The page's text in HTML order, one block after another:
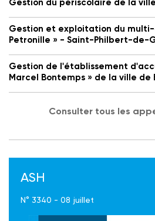
Gestion du périscolaire de la
Gestion et exploitation du multi-
Petronille » - Saint-Philbert-de-
Gestion de l'établissement
Marcel Bontemps » de la ville
Consulter tous les
ASH
N° 3340 - 08 juillet